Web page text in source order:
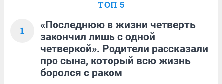
ТОП 5
1
«Последнюю в жизни четверть
закончил лишь с одной
четверкой». Родители рассказали
про сына, который всю жизнь
боролся с раком